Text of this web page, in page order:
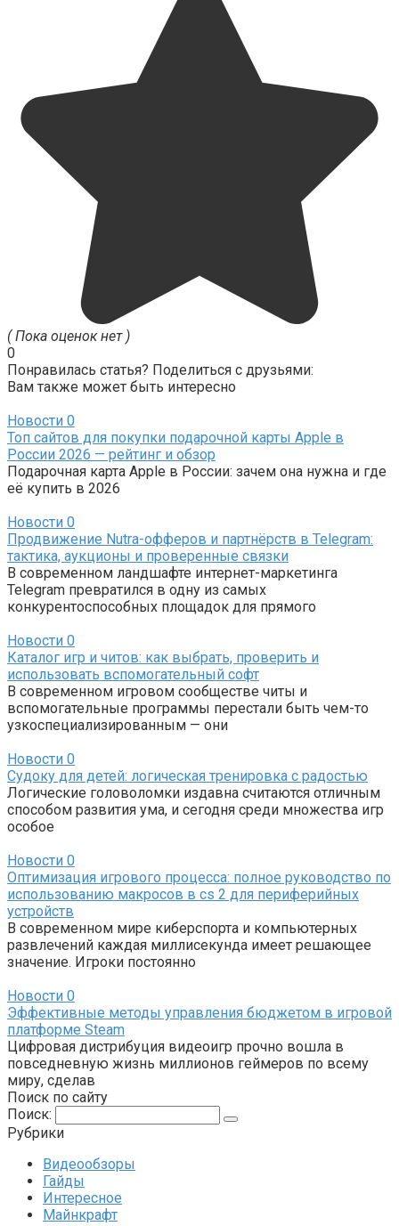
( Пока оценок нет )
0
Понравилась статья? Поделиться с друзьями:
Вам также может быть интересно
Новости 0
Топ сайтов для покупки подарочной карты Apple в
России 2026 — рейтинг и обзор
Подарочная карта Apple в России: зачем она нужна и где
её купить в 2026
Новости 0
Продвижение Nutra-офферов и партнёрств в Telegram:
тактика, аукционы и проверенные связки
В современном ландшафте интернет-маркетинга
Telegram превратился в одну из самых
конкурентоспособных площадок для прямого
Новости 0
Каталог игр и читов: как выбрать, проверить и
использовать вспомогательный софт
В современном игровом сообществе читы и
вспомогательные программы перестали быть чем-то
узкоспециализированным — они
Новости 0
Судоку для детей: логическая тренировка с радостью
Логические головоломки издавна считаются отличным
способом развития ума, и сегодня среди множества игр
особое
Новости 0
Оптимизация игрового процесса: полное руководство по
использованию макросов в cs 2 для периферийных
устройств
В современном мире киберспорта и компьютерных
развлечений каждая миллисекунда имеет решающее
значение. Игроки постоянно
Новости 0
Эффективные методы управления бюджетом в игровой
платформе Steam
Цифровая дистрибуция видеоигр прочно вошла в
повседневную жизнь миллионов геймеров по всему
миру, сделав
Поиск по сайту
Поиск:
Рубрики
Видеообзоры
Гайды
Интересное
Майнкрафт